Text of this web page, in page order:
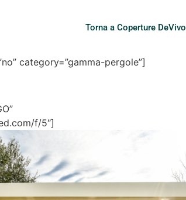
Torna a Coperture DeVivo
category=”gamma-pergole”]
f/5″]